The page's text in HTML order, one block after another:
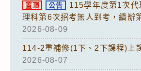
置頂 公告
115學年度第1次代
理科第6次招考無人到考，續辦
2026-08-09
114-2重補修(1下、2下課程)上
2026-08-07